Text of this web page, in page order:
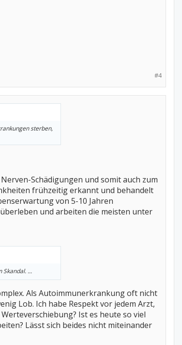
#4
sterben,
Schädigungen und somit auch zum
frühzeitig erkannt und behandelt
von 5-10 Jahren
und arbeiten die meisten unter
Skandal. ...
Als Autoimmunerkrankung oft nicht
Lob. Ich habe Respekt vor jedem Arzt,
Ist es heute so viel
Lässt sich beides nicht miteinander